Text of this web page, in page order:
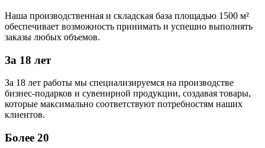
Наша производственная и складская база площадью 1500 м²
обеспечивает возможность принимать и успешно выполнять
заказы любых объемов.
За 18 лет
За 18 лет работы мы специализируемся на производстве
бизнес-подарков и сувенирной продукции, создавая товары,
которые максимально соответствуют потребностям наших
клиентов.
Более 20